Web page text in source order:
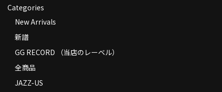
Privacy Policy
特定商取引法に基づく表示
Categories
New Arrivals
新譜
GG RECORD （当店のレーベル）
全商品
JAZZ-US